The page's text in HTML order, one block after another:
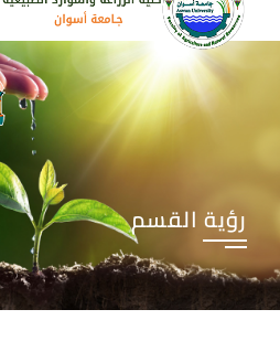
رؤية القسم